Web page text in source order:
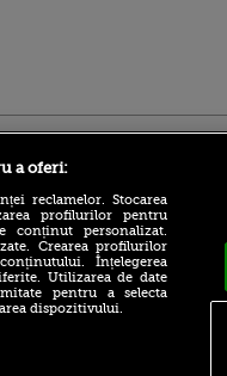
Dinamo - FC Voluntari,
a oferi:
reclamelor. Stocarea
profilurilor pentru
conținut personalizat.
Crearea profilurilor
Înțelegerea
Utilizarea de date
pentru a selecta
dispozitivului.